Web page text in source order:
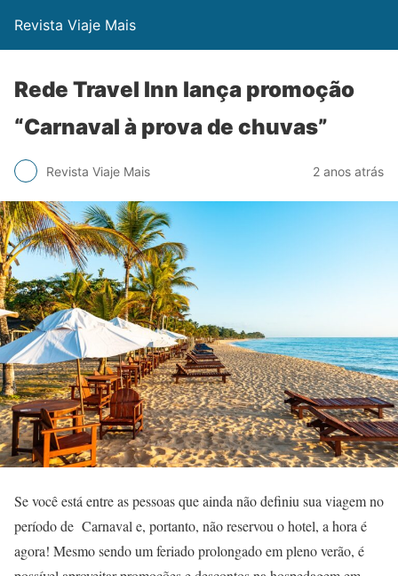
Revista Viaje Mais
Rede Travel Inn lança promoção
“Carnaval à prova de chuvas”
Revista Viaje Mais 2 anos atrás
Se você está entre as pessoas que ainda não definiu sua viagem no
período de Carnaval e, portanto, não reservou o hotel, a hora é
agora! Mesmo sendo um feriado prolongado em pleno verão, é